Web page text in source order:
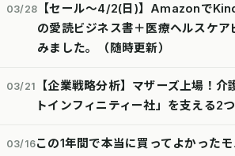
03/28
【セール～4/2(日)】Amazonで
の愛読ビジネス書＋医療ヘルスケア
みました。（随時更新）
03/21
【企業戦略分析】マザーズ上場！
トインフィニティー社」を支える2
03/16この1年間で本当に買ってよかった